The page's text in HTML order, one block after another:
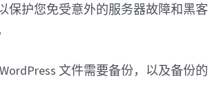
保护您免受意外的服务器故障和黑
文件需要备份，以及备份的